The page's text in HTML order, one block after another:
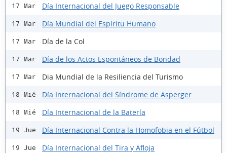
17 Mar Día Internacional del Juego Responsable
17 Mar Día Mundial del Espíritu Humano
17 Mar Día de la Col
17 Mar Día de los Actos Espontáneos de Bondad
17 Mar Dia Mundial de la Resiliencia del Turismo
18 Mié Día Internacional del Síndrome de Asperger
18 Mié Día Internacional de la Batería
19 Jue Día Internacional Contra la Homofobia en el Fútbol
19 Jue Día Internacional del Tira y Afloja